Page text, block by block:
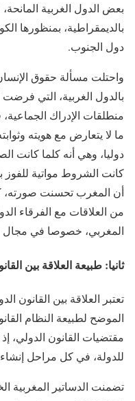
بعض الدول الغربية
بالديمقراطية، بمنظورها
دول الجنوب.
واحتلت مسألة حقوق
بالدول الغربية، التي
منطلقات الإدراك
ما لا يتعارض مع هويته
دوليا، وهي أنه كلما كانت
كانت الشروط مواتية للفوز
أن المغرب تحسنت صورته،
من العلاقات مع الفرقاء
المغربي، خصوصا في مجال
ثانيا: طبيعة العلاقة بين
تعتبر العلاقة بين القانون
الموضح لطبيعة النظام
مقتضيات القانون الدولي،
للدولة، في كل مراحل إنشاء